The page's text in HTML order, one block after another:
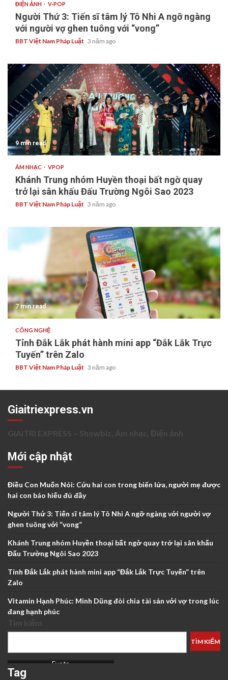
ĐIỆN ẢNH V-POP
Người Thứ 3: Tiến sĩ tâm lý Tô Nhi A ngỡ ngàng
với người vợ ghen tuông với “vong”
BBT Việt Nam Pháp Luật 3 năm ago
9 min read
ÂM NHẠC VPOP
Khánh Trung nhóm Huyền thoại bất ngờ quay
trở lại sân khấu Đấu Trường Ngôi Sao 2023
BBT Việt Nam Pháp Luật 3 năm ago
7 min read
CÔNG NGHỆ
Tỉnh Đắk Lắk phát hành mini app “Đắk Lắk Trực
Tuyến” trên Zalo
BBT Việt Nam Pháp Luật 3 năm ago
Giaitriexpress.vn
GIAITRI EXPRESS – Showbiz, Âm nhạc, Điện ảnh
Mới cập nhật
Điều Con Muốn Nói: Cứu hai con trong biển lửa, người mẹ được
hai con báo hiếu đủ đầy
Người Thứ 3: Tiến sĩ tâm lý Tô Nhi A ngỡ ngàng với người vợ
ghen tuông với “vong”
Khánh Trung nhóm Huyền thoại bất ngờ quay trở lại sân khấu
Đấu Trường Ngôi Sao 2023
Tỉnh Đắk Lắk phát hành mini app “Đắk Lắk Trực Tuyến” trên
Zalo
Vitamin Hạnh Phúc: Minh Dũng đòi chia tài sản với vợ trong lúc
đang hạnh phúc
Tìm kiếm
TÌM KIẾM
Evoto
Tag